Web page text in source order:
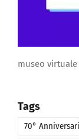
Tags